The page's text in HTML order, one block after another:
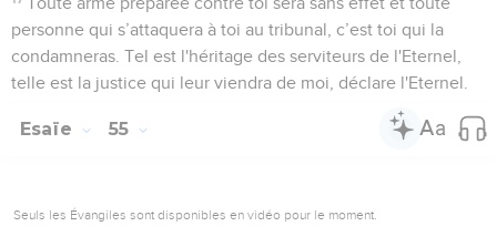
personne qui s’attaquera à toi au tribunal, c’est toi qui la
condamneras. Tel est l'héritage des serviteurs de l'Eternel,
telle est la justice qui leur viendra de moi, déclare l'Eternel.
Esaïe 55
Seuls les Évangiles sont disponibles en vidéo pour le moment.